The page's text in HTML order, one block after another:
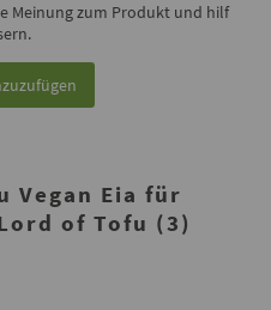
Meinung zum Produkt und hilf
Vegan Eia für
of Tofu (3)